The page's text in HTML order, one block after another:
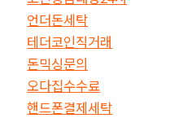
언더돈세탁
테더코인직거래
돈믹싱문의
오다집수수료
핸드폰결제세탁